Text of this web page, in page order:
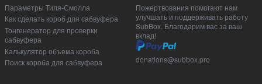
Параметры Тиля-Смолла
Как сделать короб для сабвуфера
Тонгенератор для проверки
сабвуфера
Калькулятор объема короба
Поиск короба для сабвуфера
Пожертвования помогают нам
улучшать и поддерживать работу
SubBox. Благодарим вас за ваш
вклад!
donations@subbox.pro